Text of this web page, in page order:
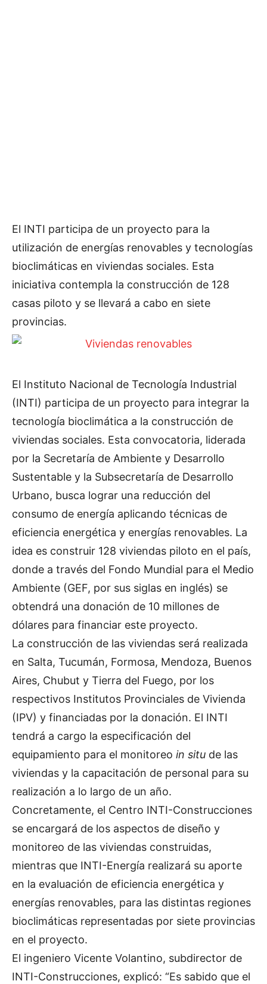
El INTI participa de un proyecto para la
utilización de energías renovables y tecnologías
bioclimáticas en viviendas sociales. Esta
iniciativa contempla la construcción de 128
casas piloto y se llevará a cabo en siete
provincias.
El Instituto Nacional de Tecnología Industrial
(INTI) participa de un proyecto para integrar la
tecnología bioclimática a la construcción de
viviendas sociales. Esta convocatoria, liderada
por la Secretaría de Ambiente y Desarrollo
Sustentable y la Subsecretaría de Desarrollo
Urbano, busca lograr una reducción del
consumo de energía aplicando técnicas de
eficiencia energética y energías renovables. La
idea es construir 128 viviendas piloto en el país,
donde a través del Fondo Mundial para el Medio
Ambiente (GEF, por sus siglas en inglés) se
obtendrá una donación de 10 millones de
dólares para financiar este proyecto.
La construcción de las viviendas será realizada
en Salta, Tucumán, Formosa, Mendoza, Buenos
Aires, Chubut y Tierra del Fuego, por los
respectivos Institutos Provinciales de Vivienda
(IPV) y financiadas por la donación. El INTI
tendrá a cargo la especificación del
equipamiento para el monitoreo in situ de las
viviendas y la capacitación de personal para su
realización a lo largo de un año.
Concretamente, el Centro INTI-Construcciones
se encargará de los aspectos de diseño y
monitoreo de las viviendas construidas,
mientras que INTI-Energía realizará su aporte
en la evaluación de eficiencia energética y
energías renovables, para las distintas regiones
bioclimáticas representadas por siete provincias
en el proyecto.
El ingeniero Vicente Volantino, subdirector de
INTI-Construcciones, explicó: “Es sabido que el